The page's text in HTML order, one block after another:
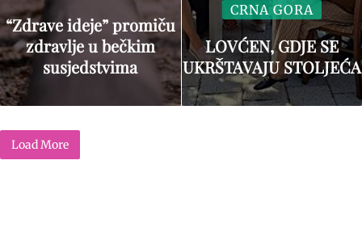
“Zdrave ideje” promiču
zdravlje u bečkim
susjedstvima
CRNA GORA
LOVĆEN, GDJE SE
UKRŠTAVAJU STOLJEĆA
Load More